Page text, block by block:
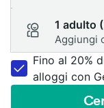
1 adulto
Aggiungi
Fino al 20%
alloggi con